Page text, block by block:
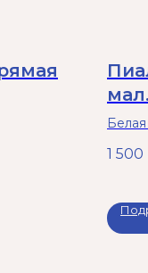
мал.
1 500